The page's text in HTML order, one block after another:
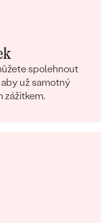
spolehnout
už samotný
zážitkem.